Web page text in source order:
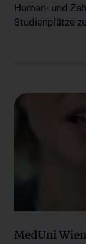
Human- und
Studienplätze
MedUni